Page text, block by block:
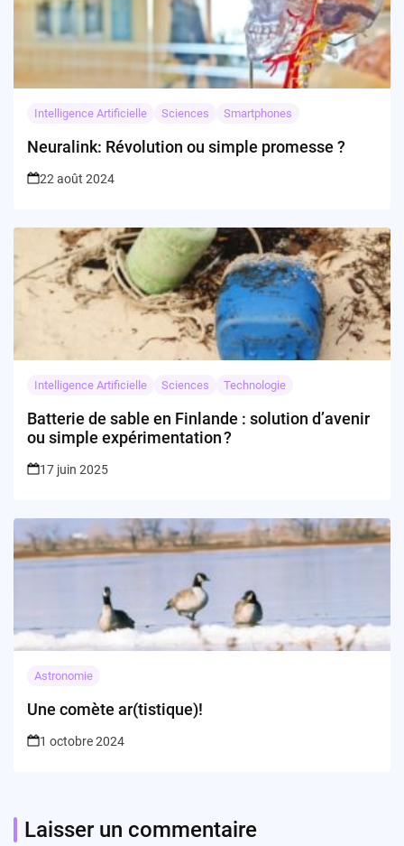
Intelligence Artificielle Sciences Smartphones
Neuralink: Révolution ou simple promesse ?
22 août 2024
Intelligence Artificielle Sciences Technologie
Batterie de sable en Finlande : solution d’avenir
ou simple expérimentation ?
17 juin 2025
Astronomie
Une comète ar(tistique)!
1 octobre 2024
Laisser un commentaire